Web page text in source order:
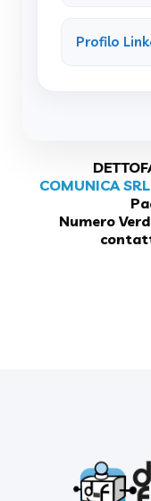
Profilo
COMUNICA
Numero